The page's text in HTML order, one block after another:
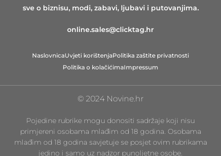
sve o biznisu, modi, zabavi, ljubavi i putovanjima.
online.sales@clicktag.hr
NaslovnicaUvjeti korištenjaPolitika zaštite privatnosti
Politika o kolačićimaImpressum
© 2024 Novine.hr
Pojedine rubrike mogu donositi sadržaje koji nisu
primjereni osobama mlađim od 18 godina. Osobama
mlađim od 18 godina savjetuje se posjet ovim rubrikama
jedino i samo uz nadzor punoljetne osobe.